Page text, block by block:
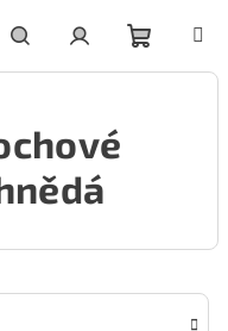
HledatPřihlášeníNákupní